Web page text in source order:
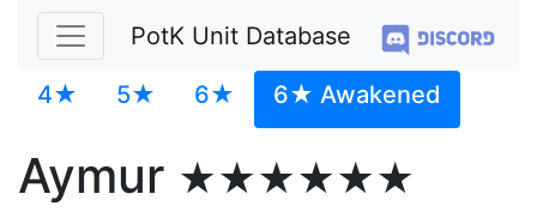
PotK Unit Database
4★ 5★ 6★ 6★ Awakened
Aymur ★★★★★★